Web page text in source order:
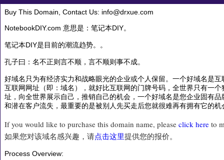
Buy This Domain, Contact Us: info@drxue.com
NotebookDIY.com 意思是：笔记本DIY。
笔记本DIY是目前的潮流趋势。。
孔子曰：名不正则言不顺，言不顺则事不成。
好域名只为有经济实力和战略眼光的企业或个人保留。一个好域名是
互联网网址（即：域名），就好比互联网的门牌号码，全世界只有一
址，向全世界展示自己，推销自己的机会，一个好域名是您企业固有
和潜在客户流失，最重要的是被别人先买走后您就很难再有拥有它的机
If you would like to purchase this domain name, please click here to
如果您对该域名感兴趣，请点击这里提供您的报价。
Process Overview: